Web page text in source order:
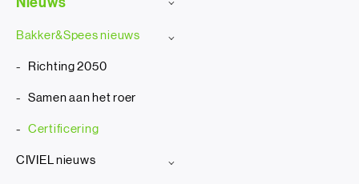
Bakker&Spees nieuws
Richting 2050
Samen aan het roer
Certificering
CIVIEL nieuws